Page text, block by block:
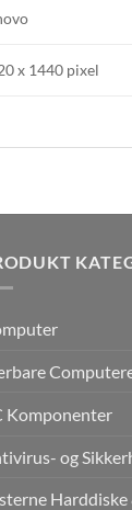
x 1440 pixel
Komponenter
og
Harddiske